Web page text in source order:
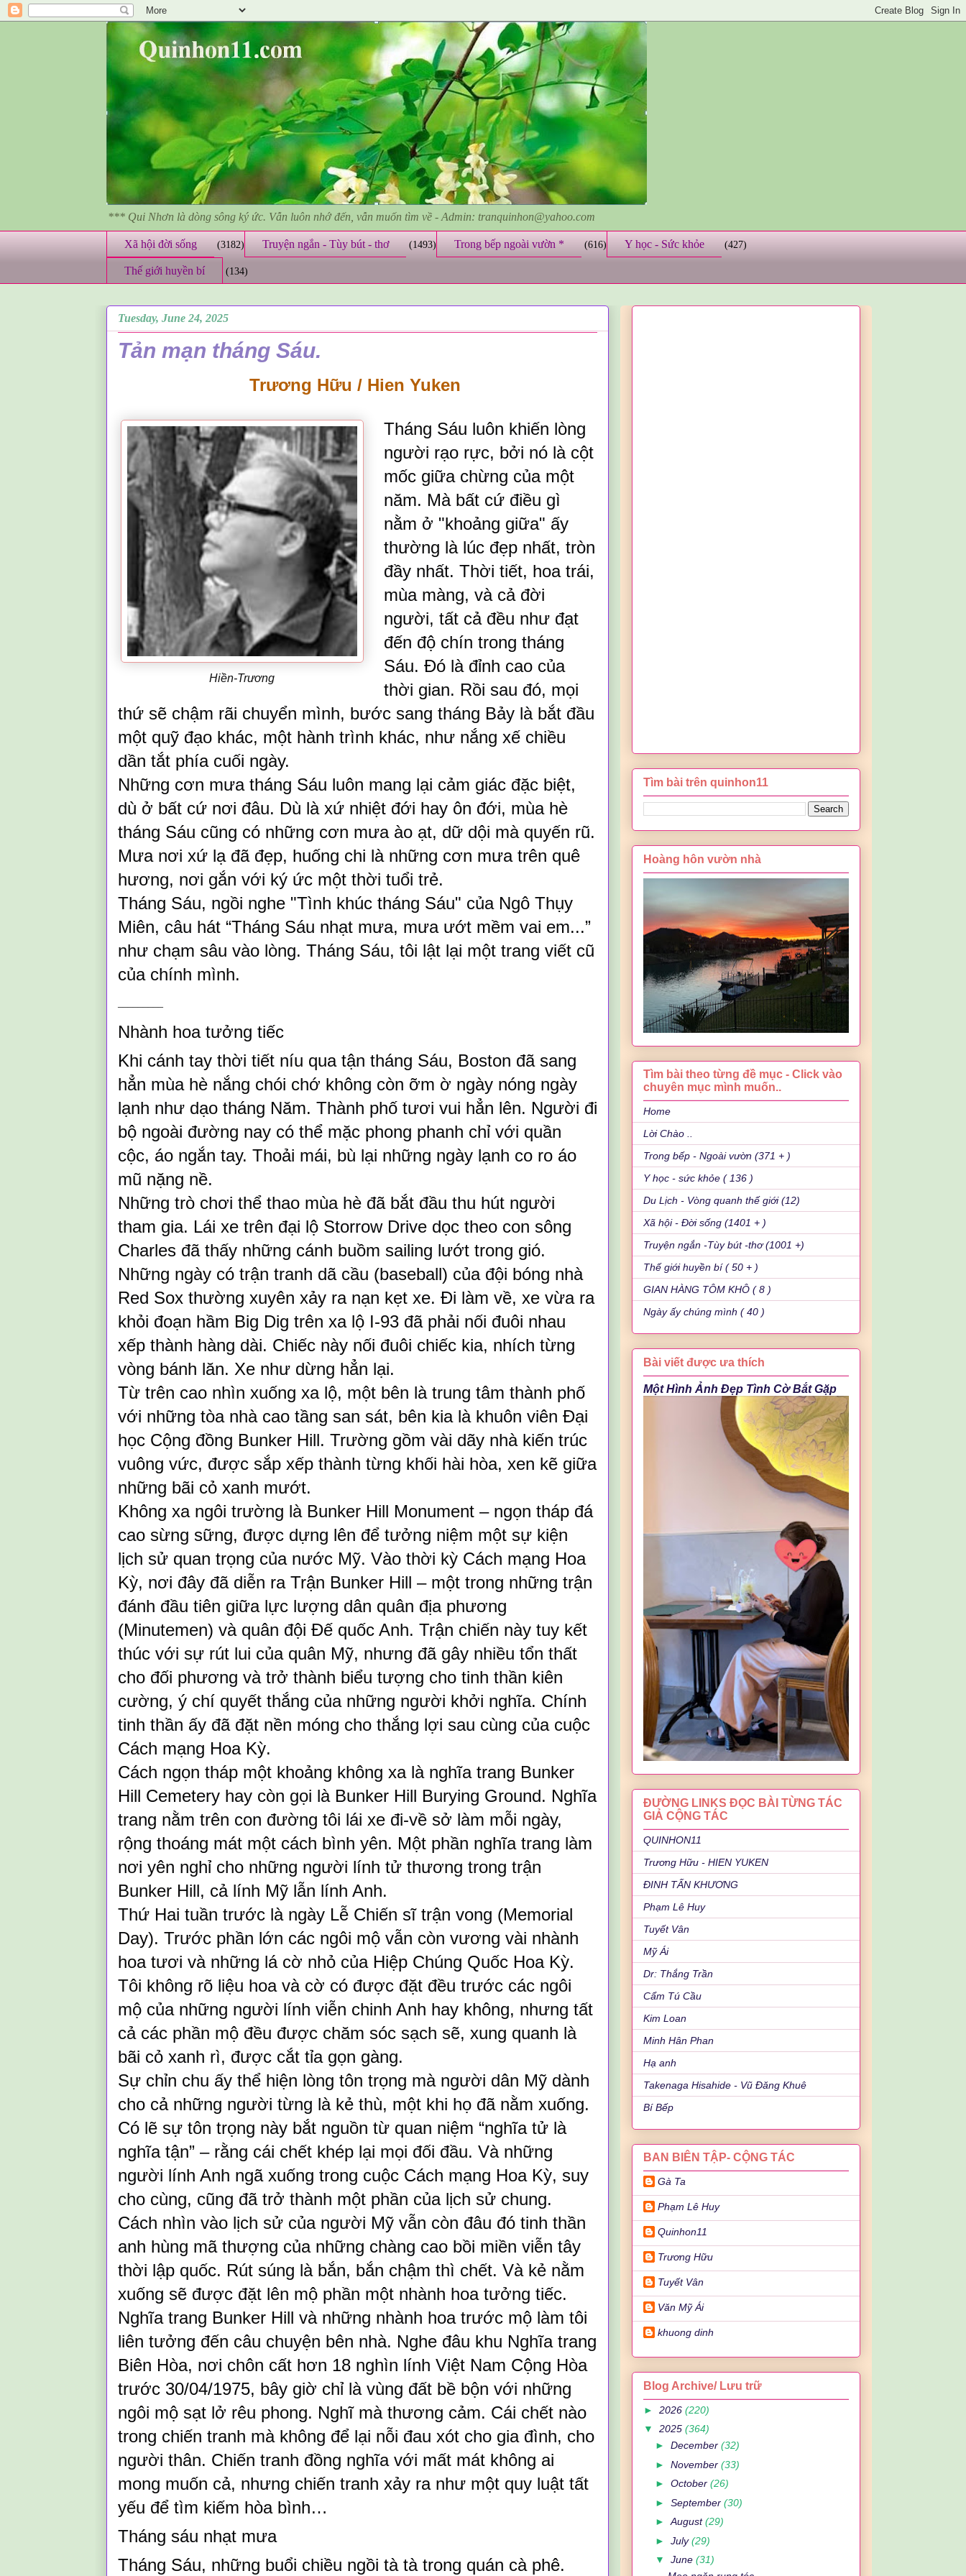
*** Qui Nhơn là dòng sông ký ức. Vẫn luôn nhớ đến, vẫn muốn tìm về - Admin: tranquinhon@yahoo.com
Xã hội đời sống (3182) Truyện ngắn - Tùy bút - thơ (1493) Trong bếp ngoài vườn * (616) Y học - Sức khỏe (427)
Thế giới huyền bí (134)
Tuesday, June 24, 2025
Tản mạn tháng Sáu.
Trương Hữu / Hien Yuken
Hiền-Trương
Tháng Sáu luôn khiến lòng
người rạo rực, bởi nó là cột
mốc giữa chừng của một
năm. Mà bất cứ điều gì
nằm ở "khoảng giữa" ấy
thường là lúc đẹp nhất, tròn
đầy nhất. Thời tiết, hoa trái,
mùa màng, và cả đời
người, tất cả đều như đạt
đến độ chín trong tháng
Sáu. Đó là đỉnh cao của
thời gian. Rồi sau đó, mọi
thứ sẽ chậm rãi chuyển mình, bước sang tháng Bảy là bắt đầu
một quỹ đạo khác, một hành trình khác, như nắng xế chiều
dần tắt phía cuối ngày.
Những cơn mưa tháng Sáu luôn mang lại cảm giác đặc biệt,
dù ở bất cứ nơi đâu. Dù là xứ nhiệt đới hay ôn đới, mùa hè
tháng Sáu cũng có những cơn mưa ào ạt, dữ dội mà quyến rũ.
Mưa nơi xứ lạ đã đẹp, huống chi là những cơn mưa trên quê
hương, nơi gắn với ký ức một thời tuổi trẻ.
Tháng Sáu, ngồi nghe "Tình khúc tháng Sáu" của Ngô Thụy
Miên, câu hát “Tháng Sáu nhạt mưa, mưa ướt mềm vai em...”
như chạm sâu vào lòng. Tháng Sáu, tôi lật lại một trang viết cũ
của chính mình.
Nhành hoa tưởng tiếc
Khi cánh tay thời tiết níu qua tận tháng Sáu, Boston đã sang
hẳn mùa hè nắng chói chớ không còn ỡm ờ ngày nóng ngày
lạnh như dạo tháng Năm. Thành phố tươi vui hẳn lên. Người đi
bộ ngoài đường nay có thể mặc phong phanh chỉ với quần
cộc, áo ngắn tay. Thoải mái, bù lại những ngày lạnh co ro áo
mũ nặng nề.
Những trò chơi thể thao mùa hè đã bắt đầu thu hút người
tham gia. Lái xe trên đại lộ Storrow Drive dọc theo con sông
Charles đã thấy những cánh buồm sailing lướt trong gió.
Những ngày có trận tranh dã cầu (baseball) của đội bóng nhà
Red Sox thường xuyên xảy ra nạn kẹt xe. Đi làm về, xe vừa ra
khỏi đoạn hầm Big Dig trên xa lộ I-93 đã phải nối đuôi nhau
xếp thành hàng dài. Chiếc này nối đuôi chiếc kia, nhích từng
vòng bánh lăn. Xe như dừng hẳn lại.
Từ trên cao nhìn xuống xa lộ, một bên là trung tâm thành phố
với những tòa nhà cao tầng san sát, bên kia là khuôn viên Đại
học Cộng đồng Bunker Hill. Trường gồm vài dãy nhà kiến trúc
vuông vức, được sắp xếp thành từng khối hài hòa, xen kẽ giữa
những bãi cỏ xanh mướt.
Không xa ngôi trường là Bunker Hill Monument – ngọn tháp đá
cao sừng sững, được dựng lên để tưởng niệm một sự kiện
lịch sử quan trọng của nước Mỹ. Vào thời kỳ Cách mạng Hoa
Kỳ, nơi đây đã diễn ra Trận Bunker Hill – một trong những trận
đánh đầu tiên giữa lực lượng dân quân địa phương
(Minutemen) và quân đội Đế quốc Anh. Trận chiến này tuy kết
thúc với sự rút lui của quân Mỹ, nhưng đã gây nhiều tổn thất
cho đối phương và trở thành biểu tượng cho tinh thần kiên
cường, ý chí quyết thắng của những người khởi nghĩa. Chính
tinh thần ấy đã đặt nền móng cho thắng lợi sau cùng của cuộc
Cách mạng Hoa Kỳ.
Cách ngọn tháp một khoảng không xa là nghĩa trang Bunker
Hill Cemetery hay còn gọi là Bunker Hill Burying Ground. Nghĩa
trang nằm trên con đường tôi lái xe đi-về sở làm mỗi ngày,
rộng thoáng mát một cách bình yên. Một phần nghĩa trang làm
nơi yên nghỉ cho những người lính tử thương trong trận
Bunker Hill, cả lính Mỹ lẫn lính Anh.
Thứ Hai tuần trước là ngày Lễ Chiến sĩ trận vong (Memorial
Day). Trước phần lớn các ngôi mộ vẫn còn vương vài nhành
hoa tươi và những lá cờ nhỏ của Hiệp Chúng Quốc Hoa Kỳ.
Tôi không rõ liệu hoa và cờ có được đặt đều trước các ngôi
mộ của những người lính viễn chinh Anh hay không, nhưng tất
cả các phần mộ đều được chăm sóc sạch sẽ, xung quanh là
bãi cỏ xanh rì, được cắt tỉa gọn gàng.
Sự chỉn chu ấy thể hiện lòng tôn trọng mà người dân Mỹ dành
cho cả những người từng là kẻ thù, một khi họ đã nằm xuống.
Có lẽ sự tôn trọng này bắt nguồn từ quan niệm “nghĩa tử là
nghĩa tận” – rằng cái chết khép lại mọi đối đầu. Và những
người lính Anh ngã xuống trong cuộc Cách mạng Hoa Kỳ, suy
cho cùng, cũng đã trở thành một phần của lịch sử chung.
Cách nhìn vào lịch sử của người Mỹ vẫn còn đâu đó tinh thần
anh hùng mã thượng của những chàng cao bồi miền viễn tây
thời lập quốc. Rút súng là bắn, bắn chậm thì chết. Và kẻ nằm
xuống sẽ được đặt lên mộ phần một nhành hoa tưởng tiếc.
Nghĩa trang Bunker Hill và những nhành hoa trước mộ làm tôi
liên tưởng đến câu chuyện bên nhà. Nghe đâu khu Nghĩa trang
Biên Hòa, nơi chôn cất hơn 18 nghìn lính Việt Nam Cộng Hòa
trước 30/04/1975, bây giờ chỉ là vùng đất bề bộn với những
ngôi mộ sạt lở rêu phong. Nghĩ mà thương cảm. Cái chết nào
trong chiến tranh mà không để lại nỗi đau xót cho gia đình, cho
người thân. Chiến tranh đồng nghĩa với mất mát không ai
mong muốn cả, nhưng chiến tranh xảy ra như một quy luật tất
yếu để tìm kiếm hòa bình…
Tháng sáu nhạt mưa
Tháng Sáu, những buổi chiều ngồi tà tà trong quán cà phê.
Tìm bài trên quinhon11
Hoàng hôn vườn nhà
Tìm bài theo từng đề mục - Click vào
chuyên mục mình muốn..
Home
Lời Chào ..
Trong bếp - Ngoài vườn (371 + )
Y học - sức khỏe ( 136 )
Du Lịch - Vòng quanh thế giới (12)
Xã hội - Đời sống (1401 + )
Truyện ngắn -Tùy bút -thơ (1001 +)
Thế giới huyền bí ( 50 + )
GIAN HÀNG TÔM KHÔ ( 8 )
Ngày ấy chúng mình ( 40 )
Bài viết được ưa thích
Một Hình Ảnh Đẹp Tình Cờ Bắt Gặp
ĐƯỜNG LINKS ĐỌC BÀI TỪNG TÁC
GIẢ CỘNG TÁC
QUINHON11
Trương Hữu - HIEN YUKEN
ĐINH TẤN KHƯƠNG
Phạm Lê Huy
Tuyết Vân
Mỹ Ái
Dr: Thắng Trần
Cẩm Tú Cầu
Kim Loan
Minh Hân Phan
Hạ anh
Takenaga Hisahide - Vũ Đăng Khuê
Bí Bếp
BAN BIÊN TẬP- CỘNG TÁC
Gà Ta
Phạm Lê Huy
Quinhon11
Trương Hữu
Tuyết Vân
Văn Mỹ Ái
khuong dinh
Blog Archive/ Lưu trữ
► 2026 (220)
▼ 2025 (364)
►December(32)
►November(33)
►October(26)
►September(30)
►August(29)
►July(29)
▼June(31)